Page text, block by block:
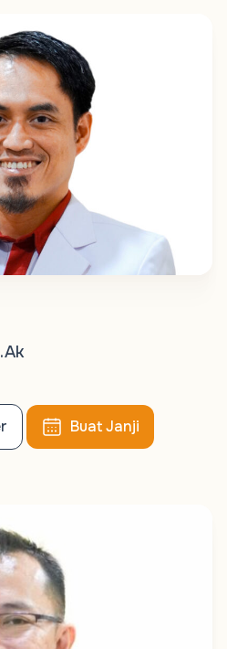
Buat Janji